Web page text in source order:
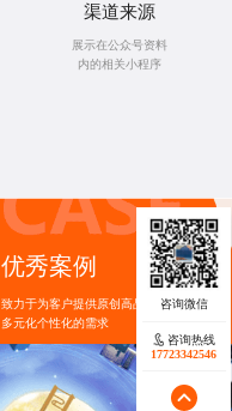
渠道来源
展示在公众号资料
内的相关小程序
优秀案例
致力于为客户提供原创高品质服务，满足
多元化个性化的需求
咨询热线
17723342546
咨询热线
17723342546